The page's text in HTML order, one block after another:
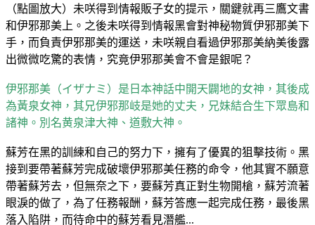
（點圖放大）未咲得到情報販子女的提示，關鍵就再三鷹文書
和伊邪那美上。之後未咲得到情報黑會對神秘物質伊邪那美下
手，而負責伊邪那美的運送，未咲親自看過伊邪那美納美後露
出微微吃驚的表情，究竟伊邪那美會不會是銀呢？
伊邪那美（イザナミ）是日本神話中開天闢地的女神，其後成
為黃泉女神，其兄伊邪那岐是她的丈夫，兄妹結合生下眾島和
諸神。別名黄泉津大神、道敷大神。
蘇芳在黑的訓練和自己的努力下，擁有了優異的狙擊技術。黑
接到要帶著蘇芳完成破壞伊邪那美任務的命令，他其實不願意
帶著蘇芳去，但無奈之下，要蘇芳真正對生物開槍，蘇芳流著
眼淚的做了，為了任務報酬，蘇芳答應一起完成任務，最後黑
落入陷阱，而待命中的蘇芳看見潛艦...